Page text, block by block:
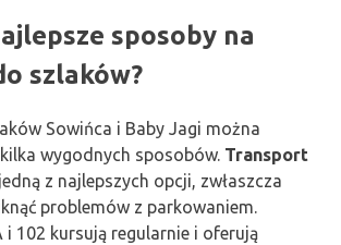
sposoby na
szlaków?
Sowińca i Baby Jagi można
wygodnych sposobów. Transport
z najlepszych opcji, zwłaszcza
problemów z parkowaniem.
102 kursują regularnie i oferują